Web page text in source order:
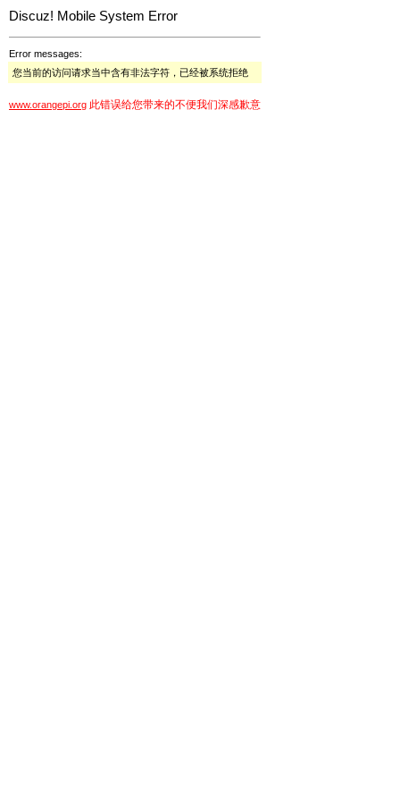
Discuz! Mobile System Error
Error messages:
您当前的访问请求当中含有非法字符，已经被系统拒绝
www.orangepi.org 此错误给您带来的不便我们深感歉意